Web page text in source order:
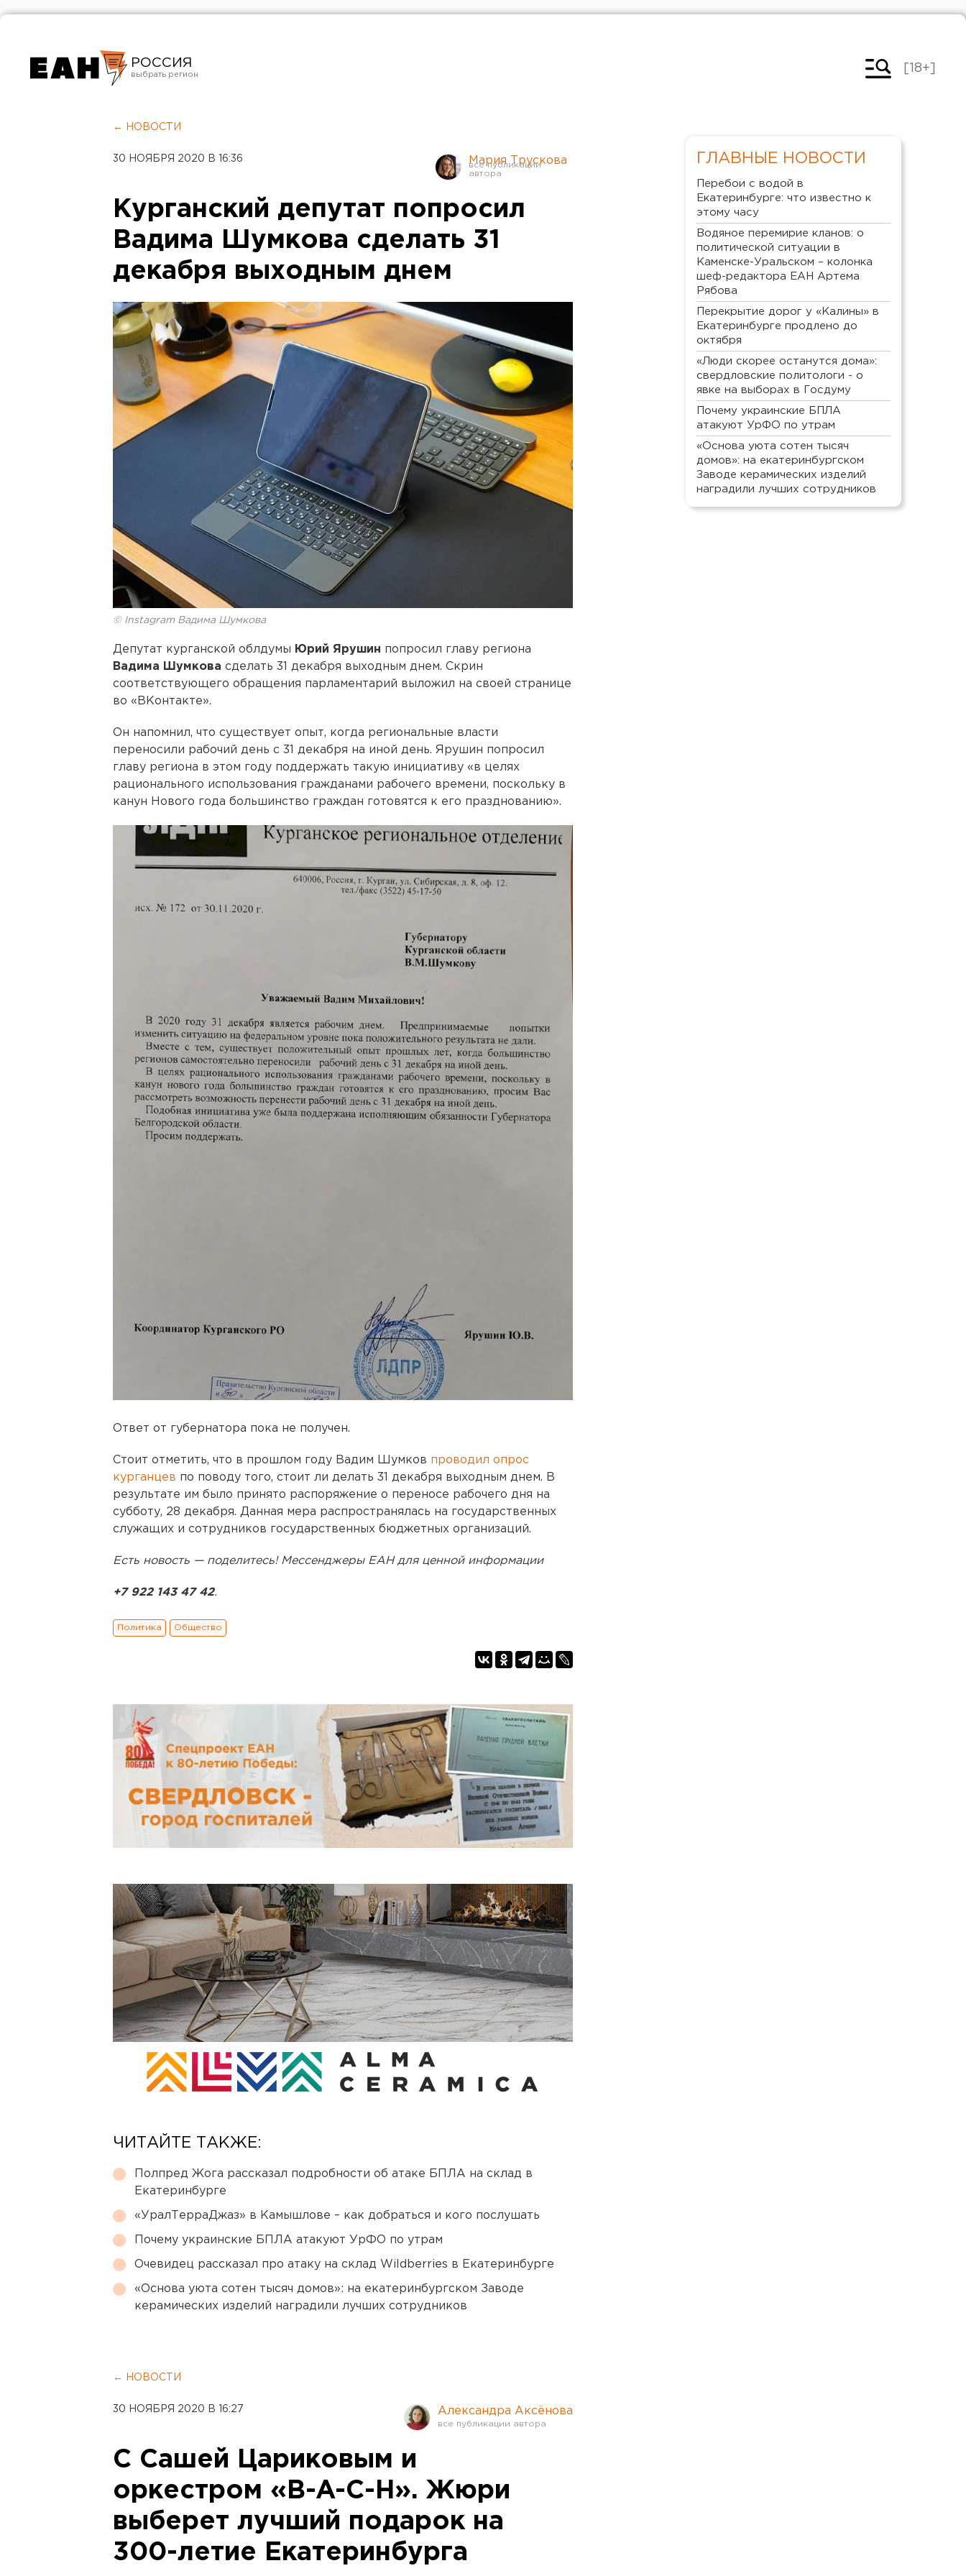
РОССИЯ
Челябинск
[18+]
← НОВОСТИ
30 НОЯБРЯ 2020 В 16:36 Мария Трускова
Курганский депутат попросил
Вадима Шумкова сделать 31
декабря выходным днем
© Instagram Вадима Шумкова
Депутат курганской облдумы Юрий Ярушин попросил главу региона
Вадима Шумкова сделать 31 декабря выходным днем. Скрин
соответствующего обращения парламентарий выложил на своей странице
во «ВКонтакте».
Он напомнил, что существует опыт, когда региональные власти
переносили рабочий день с 31 декабря на иной день. Ярушин попросил
главу региона в этом году поддержать такую инициативу «в целях
рационального использования гражданами рабочего времени, поскольку в
канун Нового года большинство граждан готовятся к его празднованию».
Ответ от губернатора пока не получен.
Стоит отметить, что в прошлом году Вадим Шумков проводил опрос
курганцев по поводу того, стоит ли делать 31 декабря выходным днем. В
результате им было принято распоряжение о переносе рабочего дня на
субботу, 28 декабря. Данная мера распространялась на государственных
служащих и сотрудников государственных бюджетных организаций.
Есть новость — поделитесь! Мессенджеры ЕАН для ценной информации
+7 922 143 47 42.
Политика Общество
ЧИТАЙТЕ ТАКЖЕ:
Полпред Жога рассказал подробности об атаке БПЛА на склад в
Екатеринбурге
«УралТерраДжаз» в Камышлове – как добраться и кого послушать
Почему украинские БПЛА атакуют УрФО по утрам
Очевидец рассказал про атаку на склад Wildberries в Екатеринбурге
«Основа уюта сотен тысяч домов»: на екатеринбургском Заводе
керамических изделий наградили лучших сотрудников
← НОВОСТИ
30 НОЯБРЯ 2020 В 16:27 Александра Аксёнова
С Сашей Цариковым и
оркестром «B-A-C-H». Жюри
выберет лучший подарок на
300-летие Екатеринбурга
ГЛАВНЫЕ НОВОСТИ
Перебои с водой в
Екатеринбурге: что известно к
этому часу
Водяное перемирие кланов: о
политической ситуации в
Каменске-Уральском – колонка
шеф-редактора ЕАН Артема
Рябова
Перекрытие дорог у «Калины» в
Екатеринбурге продлено до
октября
«Люди скорее останутся дома»:
свердловские политологи - о
явке на выборах в Госдуму
Почему украинские БПЛА
атакуют УрФО по утрам
«Основа уюта сотен тысяч
домов»: на екатеринбургском
Заводе керамических изделий
наградили лучших сотрудников